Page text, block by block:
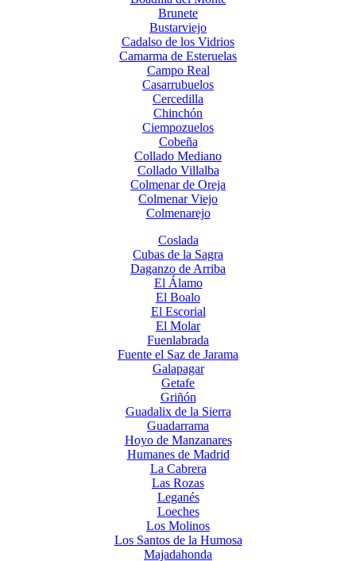
Brunete
Bustarviejo
Cadalso de los Vidrios
Camarma de Esteruelas
Campo Real
Casarrubuelos
Cercedilla
Chinchón
Ciempozuelos
Cobeña
Collado Mediano
Collado Villalba
Colmenar de Oreja
Colmenar Viejo
Colmenarejo
Coslada
Cubas de la Sagra
Daganzo de Arriba
El Álamo
El Boalo
El Escorial
El Molar
Fuenlabrada
Fuente el Saz de Jarama
Galapagar
Getafe
Griñón
Guadalix de la Sierra
Guadarrama
Hoyo de Manzanares
Humanes de Madrid
La Cabrera
Las Rozas
Leganés
Loeches
Los Molinos
Los Santos de la Humosa
Majadahonda